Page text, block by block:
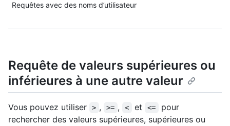
Requêtes avec des noms d’utilisateur
Requête de valeurs supérieures ou
inférieures à une autre valeur
Vous pouvez utiliser > , >= , < et <=
pour
rechercher des valeurs supérieures, supérieures ou